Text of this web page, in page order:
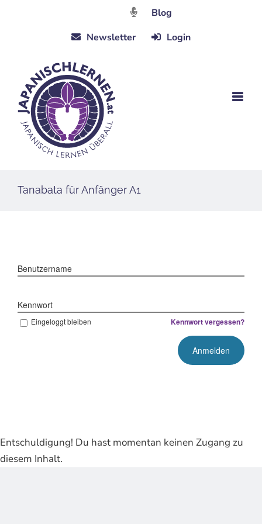
Blog
Newsletter
Login
Tanabata für Anfänger A1
Benutzername
Kennwort
Eingeloggt bleiben Kennwort vergessen?
Entschuldigung! Du hast momentan keinen Zugang zu
diesem Inhalt.